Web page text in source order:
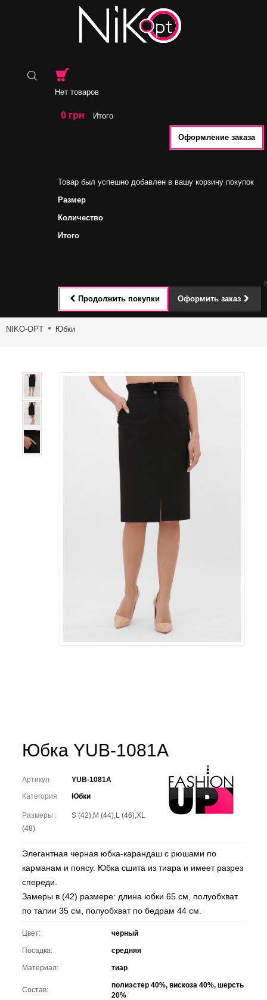
Нет товаров
0 грн Итого
Оформление заказа
Товар был успешно добавлен в вашу корзину покупок
Размер
Количество
Итого
Продолжить покупки Оформить заказ
Toggle
NIKO-OPT Юбки
Юбка YUB-1081A
Артикул
YUB-1081A
Категория
Юбки
Размеры :
S (42),M (44),L (46),XL
(48)
Элегантная черная юбка-карандаш с рюшами по
карманам и поясу. Юбка сшита из тиара и имеет разрез
спереди.
Замеры в (42) размере: длина юбки 65 см, полуобхват
по талии 35 см, полуобхват по бедрам 44 см.
Цвет: черный
Посадка: средняя
Материал: тиар
Состав:
полиэстер 40%, вискоза 40%, шерсть
20%